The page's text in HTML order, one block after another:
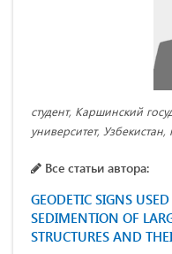
студент, Каршинский
университет,
Все статьи автора:
GEODETIC SIGNS
SEDIMENTION OF
STRUCTURES AND